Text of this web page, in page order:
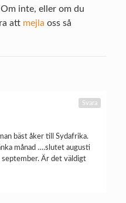
inte, eller om du
att mejla oss så
bäst åker till Sydafrika.
månad ….slutet augusti
Är det väldigt
Svara